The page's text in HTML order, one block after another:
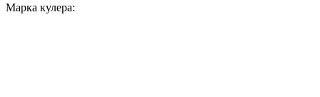
Марка кулера: